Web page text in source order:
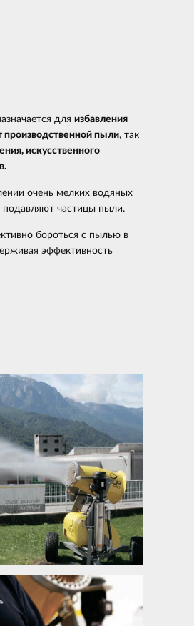
для избавления
пыли, так
искусственного
очень мелких водяных
подавляют частицы пыли.
бороться с пылью в
эффективность